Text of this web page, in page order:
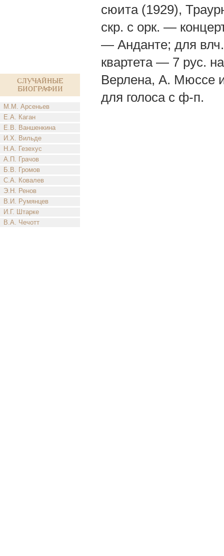
Случайные
биографии
М.М. Арсеньев
Е.А. Каган
Е.В. Ваншенкина
И.Х. Вильде
Н.А. Гезехус
А.П. Грачов
Б.В. Громов
С.А. Ковалев
Э.Н. Ренов
В.И. Румянцев
И.Г. Штарке
В.А. Чечотт
сюита (1929),
скр. с оpк. —
— Анданте; для
квартета — 7 рус.
Верлена, А. Мюссе
для голоса с ф-п.